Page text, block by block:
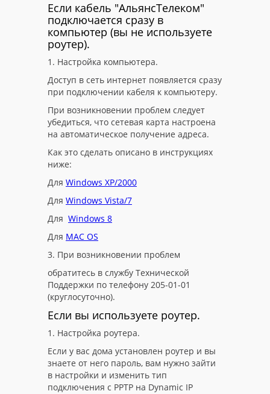
Если кабель "АльянсТелеком"
подключается сразу в
компьютер (вы не используете
роутер).
1. Настройка компьютера.
Доступ в сеть интернет появляется сразу
при подключении кабеля к компьютеру.
При возникновении проблем следует
убедиться, что сетевая карта настроена
на автоматическое получение адреса.
Как это сделать описано в инструкциях
ниже:
Для Windows XP/2000
Для Windows Vista/7
Для Windows 8
Для MAC OS
3. При возникновении проблем
обратитесь в службу Технической
Поддержки по телефону 205-01-01
(круглосуточно).
Если вы используете роутер.
1. Настройка роутера.
Если у вас дома установлен роутер и вы
знаете от него пароль, вам нужно зайти
в настройки и изменить тип
подключения с PPTP на Dynamic IP